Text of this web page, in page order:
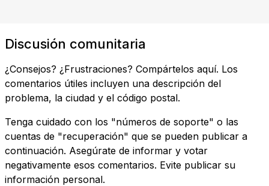
Discusión comunitaria
¿Consejos? ¿Frustraciones? Compártelos aquí. Los
comentarios útiles incluyen una descripción del
problema, la ciudad y el código postal.
Tenga cuidado con los "números de soporte" o las
cuentas de "recuperación" que se pueden publicar a
continuación. Asegúrate de informar y votar
negativamente esos comentarios. Evite publicar su
información personal.